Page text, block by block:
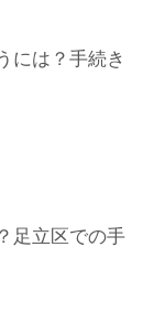
には？手続き
足立区での手